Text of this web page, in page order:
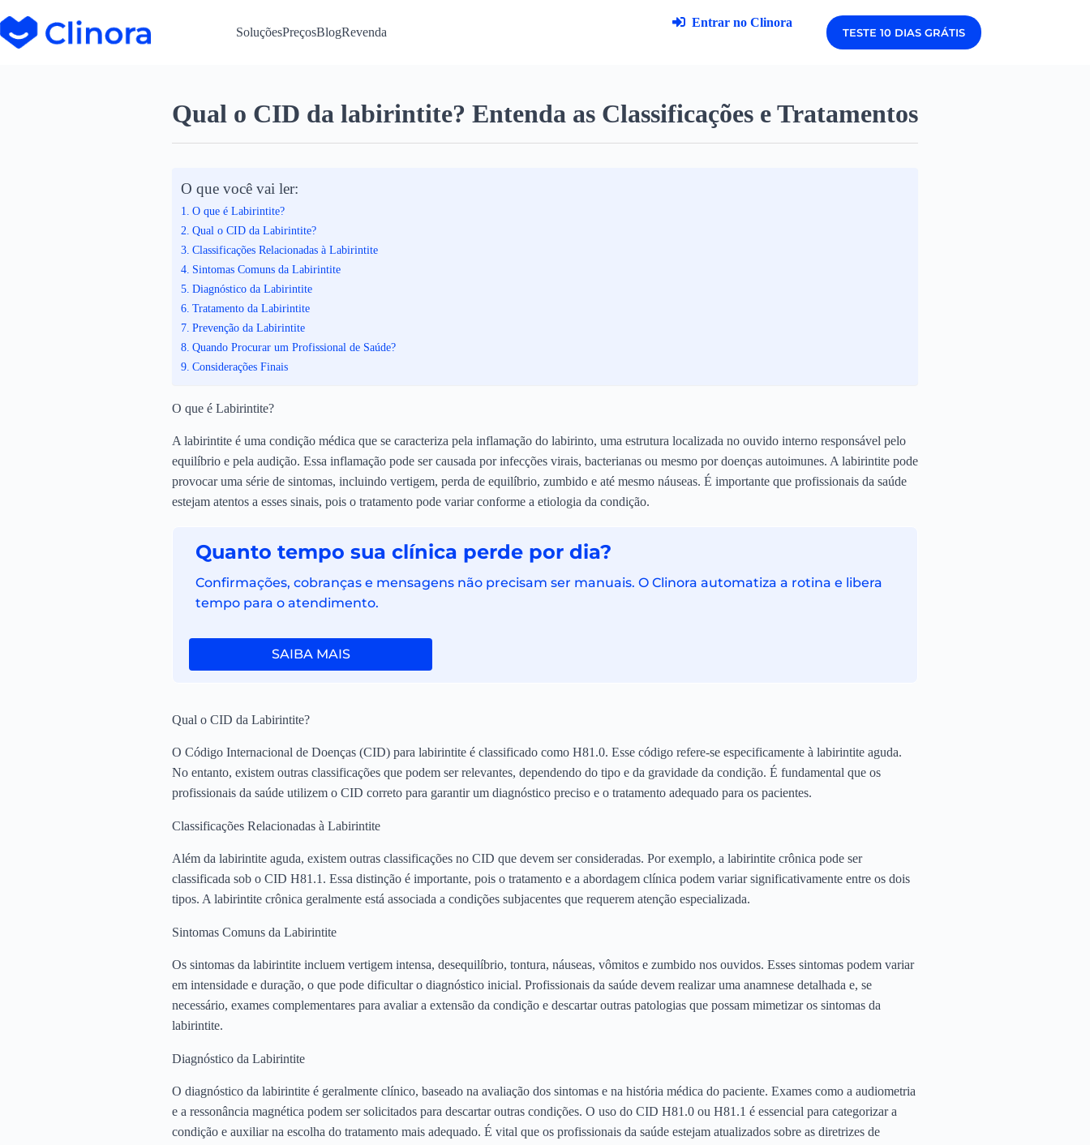
SoluçõesPreçosBlogRevenda
Entrar no Clinora
TESTE 10 DIAS GRÁTIS
Qual o CID da labirintite? Entenda as Classificações e Tratamentos
O que você vai ler:
O que é Labirintite?
Qual o CID da Labirintite?
Classificações Relacionadas à Labirintite
Sintomas Comuns da Labirintite
Diagnóstico da Labirintite
Tratamento da Labirintite
Prevenção da Labirintite
Quando Procurar um Profissional de Saúde?
Considerações Finais
O que é Labirintite?
A labirintite é uma condição médica que se caracteriza pela inflamação do labirinto, uma estrutura localizada no ouvido interno responsável pelo
equilíbrio e pela audição. Essa inflamação pode ser causada por infecções virais, bacterianas ou mesmo por doenças autoimunes. A labirintite pode
provocar uma série de sintomas, incluindo vertigem, perda de equilíbrio, zumbido e até mesmo náuseas. É importante que profissionais da saúde
estejam atentos a esses sinais, pois o tratamento pode variar conforme a etiologia da condição.
Quanto tempo sua clínica perde por dia?
Confirmações, cobranças e mensagens não precisam ser manuais. O Clinora automatiza a rotina e libera
tempo para o atendimento.
SAIBA MAIS
Qual o CID da Labirintite?
O Código Internacional de Doenças (CID) para labirintite é classificado como H81.0. Esse código refere-se especificamente à labirintite aguda.
No entanto, existem outras classificações que podem ser relevantes, dependendo do tipo e da gravidade da condição. É fundamental que os
profissionais da saúde utilizem o CID correto para garantir um diagnóstico preciso e o tratamento adequado para os pacientes.
Classificações Relacionadas à Labirintite
Além da labirintite aguda, existem outras classificações no CID que devem ser consideradas. Por exemplo, a labirintite crônica pode ser
classificada sob o CID H81.1. Essa distinção é importante, pois o tratamento e a abordagem clínica podem variar significativamente entre os dois
tipos. A labirintite crônica geralmente está associada a condições subjacentes que requerem atenção especializada.
Sintomas Comuns da Labirintite
Os sintomas da labirintite incluem vertigem intensa, desequilíbrio, tontura, náuseas, vômitos e zumbido nos ouvidos. Esses sintomas podem variar
em intensidade e duração, o que pode dificultar o diagnóstico inicial. Profissionais da saúde devem realizar uma anamnese detalhada e, se
necessário, exames complementares para avaliar a extensão da condição e descartar outras patologias que possam mimetizar os sintomas da
labirintite.
Diagnóstico da Labirintite
O diagnóstico da labirintite é geralmente clínico, baseado na avaliação dos sintomas e na história médica do paciente. Exames como a audiometria
e a ressonância magnética podem ser solicitados para descartar outras condições. O uso do CID H81.0 ou H81.1 é essencial para categorizar a
condição e auxiliar na escolha do tratamento mais adequado. É vital que os profissionais da saúde estejam atualizados sobre as diretrizes de